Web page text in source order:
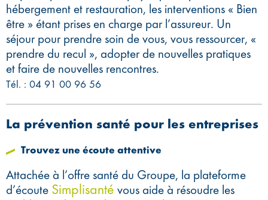
hébergement et restauration, les interventions « Bien
être » étant prises en charge par l’assureur. Un
séjour pour prendre soin de vous, vous ressourcer, «
prendre du recul », adopter de nouvelles pratiques
et faire de nouvelles rencontres.
Tél. : 04 91 00 96 56
La prévention santé pour les entreprises
Trouvez une écoute attentive
Attachée à l’offre santé du Groupe, la plateforme
d’écoute Simplisanté vous aide à résoudre les